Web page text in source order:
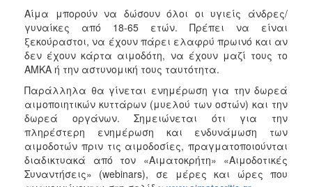
Αίμα μπορούν να δώσουν όλοι οι υγιείς άνδρες/
γυναίκες από 18-65 ετών. Πρέπει να είναι
ξεκούραστοι, να έχουν πάρει ελαφρύ πρωινό και αν
δεν έχουν κάρτα αιμοδότη, να έχουν μαζί τους το
ΑΜΚΑ ή την αστυνομική τους ταυτότητα.
Παράλληλα θα γίνεται ενημέρωση για την δωρεά
αιμοποιητικών κυττάρων (μυελού των οστών) και την
δωρεά οργάνων. Σημειώνεται ότι για την
πληρέστερη ενημέρωση και ενδυνάμωση των
αιμοδοτών πριν τις αιμοδοσίες, πραγματοποιούνται
διαδικτυακά από τον «Αιματοκρήτη» «Αιμοδοτικές
Συναντήσεις» (webinars), σε μέρες και ώρες που